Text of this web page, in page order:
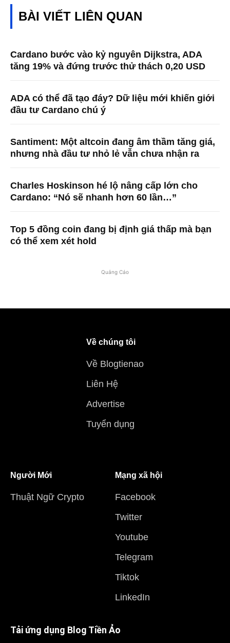
BÀI VIẾT LIÊN QUAN
Cardano bước vào kỷ nguyên Dijkstra, ADA
tăng 19% và đứng trước thử thách 0,20 USD
ADA có thể đã tạo đáy? Dữ liệu mới khiến giới
đầu tư Cardano chú ý
Santiment: Một altcoin đang âm thầm tăng giá,
nhưng nhà đầu tư nhỏ lẻ vẫn chưa nhận ra
Charles Hoskinson hé lộ nâng cấp lớn cho
Cardano: “Nó sẽ nhanh hơn 60 lần…”
Top 5 đồng coin đang bị định giá thấp mà bạn
có thể xem xét hold
Quảng Cáo
Về chúng tôi
Về Blogtienao
Liên Hệ
Advertise
Tuyển dụng
Người Mới
Thuật Ngữ Crypto
Mạng xã hội
Facebook
Twitter
Youtube
Telegram
Tiktok
LinkedIn
Tải ứng dụng Blog Tiền Ảo